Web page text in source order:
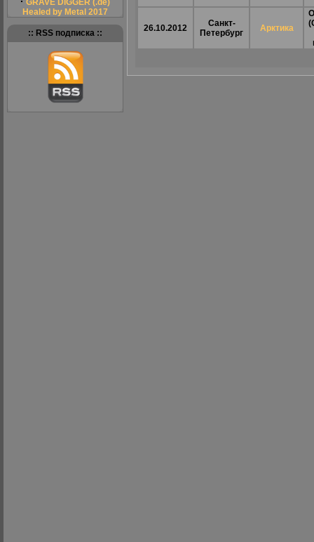
GRAVE DIGGER (.de)
Healed by Metal 2017
:: RSS подписка :: 26.10.2012
Санкт-
Петербург
Арктика